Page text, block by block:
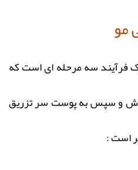
مو
فرآیند سه مرحله ای است که
و سپس به پوست سر تزریق
است :